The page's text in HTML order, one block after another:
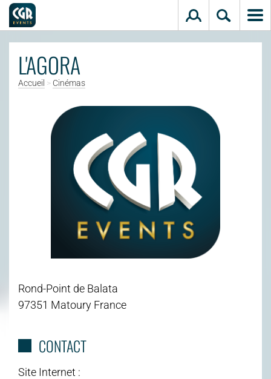
L'AGORA
Accueil > Cinémas
Rond-Point de Balata
97351 Matoury France
CONTACT
Site Internet :